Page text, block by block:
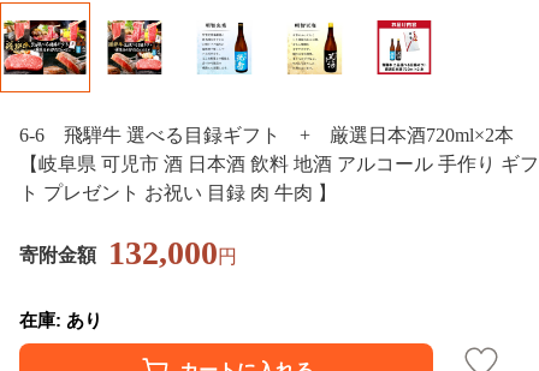
6-6 飛騨牛 選べる目録ギフト + 厳選日本酒720ml×2本
【岐阜県 可児市 酒 日本酒 飲料 地酒 アルコール 手作り ギフ
ト プレゼント お祝い 目録 肉 牛肉 】
寄附金額 132,000円
在庫: あり